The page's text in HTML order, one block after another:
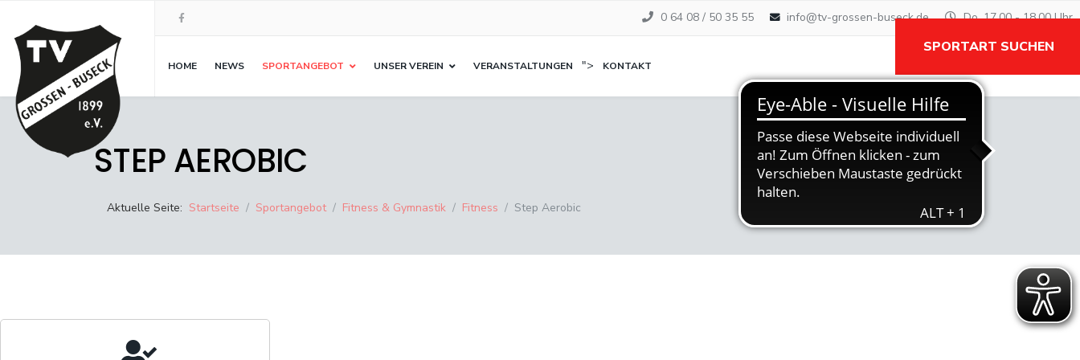
0 64 08 / 50 35 55 info@tv-grossen-buseck.de Do. 17.00 - 18.00 Uhr
SPORTART SUCHEN
HOME NEWS SPORTANGEBOT UNSER VEREIN VERANSTALTUNGEN "> KONTAKT
STEP AEROBIC
Aktuelle Seite: Startseite Sportangebot Fitness & Gymnastik Fitness Step Aerobic